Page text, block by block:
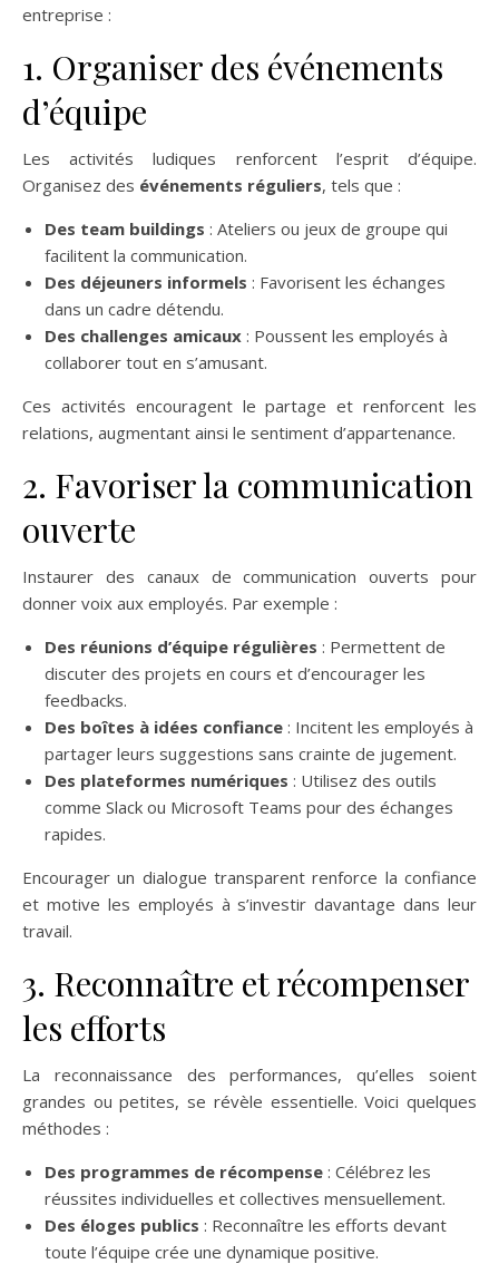
entreprise :
1. Organiser des événements
d’équipe
Les activités ludiques renforcent l’esprit d’équipe.
Organisez des événements réguliers, tels que :
Des team buildings : Ateliers ou jeux de groupe qui
facilitent la communication.
Des déjeuners informels : Favorisent les échanges
dans un cadre détendu.
Des challenges amicaux : Poussent les employés à
collaborer tout en s’amusant.
Ces activités encouragent le partage et renforcent les
relations, augmentant ainsi le sentiment d’appartenance.
2. Favoriser la communication
ouverte
Instaurer des canaux de communication ouverts pour
donner voix aux employés. Par exemple :
Des réunions d’équipe régulières : Permettent de
discuter des projets en cours et d’encourager les
feedbacks.
Des boîtes à idées confiance : Incitent les employés à
partager leurs suggestions sans crainte de jugement.
Des plateformes numériques : Utilisez des outils
comme Slack ou Microsoft Teams pour des échanges
rapides.
Encourager un dialogue transparent renforce la confiance
et motive les employés à s’investir davantage dans leur
travail.
3. Reconnaître et récompenser
les efforts
La reconnaissance des performances, qu’elles soient
grandes ou petites, se révèle essentielle. Voici quelques
méthodes :
Des programmes de récompense : Célébrez les
réussites individuelles et collectives mensuellement.
Des éloges publics : Reconnaître les efforts devant
toute l’équipe crée une dynamique positive.